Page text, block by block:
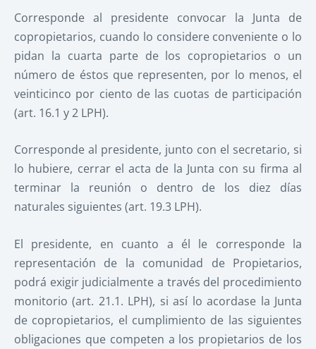
Corresponde al presidente convocar la Junta de
copropietarios, cuando lo considere conveniente o lo
pidan la cuarta parte de los copropietarios o un
número de éstos que representen, por lo menos, el
veinticinco por ciento de las cuotas de participación
(art. 16.1 y 2 LPH).
Corresponde al presidente, junto con el secretario, si
lo hubiere, cerrar el acta de la Junta con su firma al
terminar la reunión o dentro de los diez días
naturales siguientes (art. 19.3 LPH).
El presidente, en cuanto a él le corresponde la
representación de la comunidad de Propietarios,
podrá exigir judicialmente a través del procedimiento
monitorio (art. 21.1. LPH), si así lo acordase la Junta
de copropietarios, el cumplimiento de las siguientes
obligaciones que competen a los propietarios de los